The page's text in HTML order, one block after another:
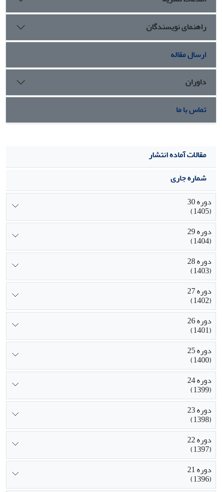
راهنمای نویسندگان
ارسال مقاله
داوران
تماس با ما
مقالات آماده انتشار
شماره جاری
دوره 30
(1405)
دوره 29
(1404)
دوره 28
(1403)
دوره 27
(1402)
دوره 26
(1401)
دوره 25
(1400)
دوره 24
(1399)
دوره 23
(1398)
دوره 22
(1397)
دوره 21
(1396)